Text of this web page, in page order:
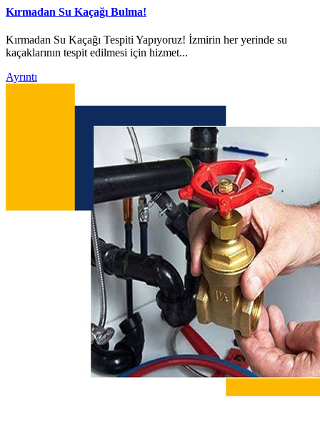
Kırmadan Su Kaçağı Bulma!
Kırmadan Su Kaçağı Tespiti Yapıyoruz! İzmirin her yerinde su
kaçaklarının tespit edilmesi için hizmet...
Ayrıntı